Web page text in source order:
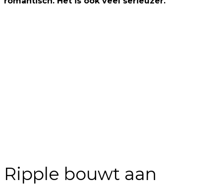
Ripple bouwt aan